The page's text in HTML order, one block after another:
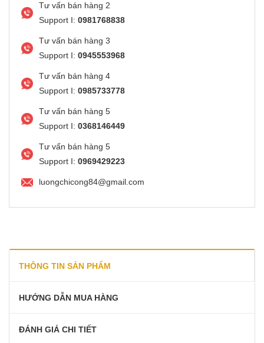
Tư vấn bán hàng 2
Support I: 0981768838
Tư vấn bán hàng 3
Support I: 0945553968
Tư vấn bán hàng 4
Support I: 0985733778
Tư vấn bán hàng 5
Support I: 0368146449
Tư vấn bán hàng 5
Support I: 0969429223
luongchicong84@gmail.com
THÔNG TIN SẢN PHẨM
HƯỚNG DẪN MUA HÀNG
ĐÁNH GIÁ CHI TIẾT